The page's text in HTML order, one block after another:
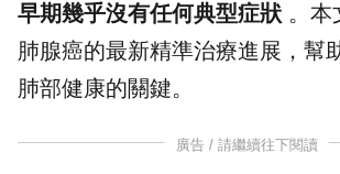
早期幾乎沒有任何典型症狀 。本
肺腺癌的最新精準治療進展，幫
肺部健康的關鍵。
廣告 / 請繼續往下閱讀